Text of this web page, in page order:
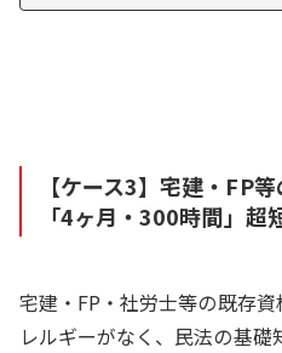
【ケース3】宅建・FP
「4ヶ月・300時間」超
宅建・FP・社労士等の既存
レルギーがなく、民法の基